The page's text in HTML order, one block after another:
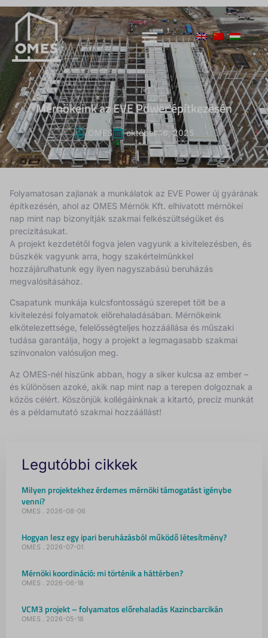
Mérnökeink az EVE Power építkezésén
OMES október 16, 2025
Folyamatosan zajlanak a munkálatok az EVE Power új gyárának
építkezésén, ahol az OMES Mérnök Kft. elhivatott mérnökei
nap mint nap bizonyítják szakmai felkészültségüket és
precizitásukat.
A projekt kezdetétől fogva jelen vagyunk a kivitelezésben, és
büszkék vagyunk arra, hogy szakértelmünkkel
hozzájárulhatunk egy ilyen nagyszabású beruházás
megvalósításához.
Csapatunk munkája kulcsfontosságú szerepet tölt be a
kivitelezési folyamatok előrehaladásában. Mérnökeink
elkötelezettsége, felelősségteljes hozzáállása és műszaki
tudása garantálja, hogy a projekt a legmagasabb szakmai
színvonalon valósuljon meg.
Az OMES-nél hiszünk abban, hogy a siker kulcsa az ember –
és különösen azoké, akik nap mint nap a terepen dolgoznak a
közös célért. Köszönjük kollégáinknak a kitartó, precíz munkát
és a példamutató szakmai hozzáállást!
Legutóbbi cikkek
Milyen projektekhez érdemes mérnöki támogatást igénybe
venni?
OMES 2026-08-06
Hogyan lesz egy ipari beruházásból működő létesítmény?
OMES 2026-07-01
Mérnöki koordináció: mi történik a háttérben?
OMES 2026-06-18
VCM3 projekt – folyamatos előrehaladás Kazincbarcikán
OMES 2026-05-18